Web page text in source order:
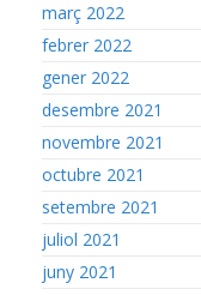
març 2022
febrer 2022
gener 2022
desembre 2021
novembre 2021
octubre 2021
setembre 2021
juliol 2021
juny 2021